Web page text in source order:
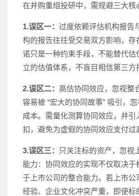
在并购重组投研中，需规避三大核
1.误区一： 过度依赖评估机构报告
构的报告往往受交易双方影响，存
诺只是一种约束手段，不能替代估
立的估值体系，不盲目相信第三方
2.误区二： 高估协同效应，忽视整
容易被 “宏大的协同故事” 吸引，
成本。需量化测算协同效应，并引
扣，避免为虚假的协同效应支付过
3.误区三：
只关注标的资产，忽视
能力：协同效应的实现不仅取决于
于上市公司的整合能力。若上市公
经验、企业文化冲突严重，即使标